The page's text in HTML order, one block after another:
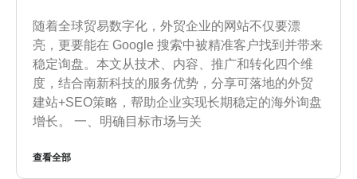
随着全球贸易数字化，外贸企业的网站不仅要漂
亮，更要能在 Google 搜索中被精准客户找到并带来
稳定询盘。本文从技术、内容、推广和转化四个维
度，结合南新科技的服务优势，分享可落地的外贸
建站+SEO策略，帮助企业实现长期稳定的海外询盘
增长。 一、明确目标市场与关
查看全部